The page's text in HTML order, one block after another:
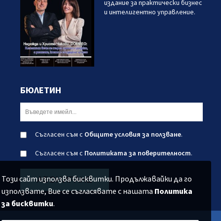
издание за практически бизнес
и интелигентно управление.
БЮЛЕТИН
Съгласен съм с Общите условия за ползване.
Съгласен съм с Политиката за поверителност.
АБОНИРАНЕ
Този сайт използва бисквитки. Продължавайки да го
използвате, Вие се съгласявате с нашата Политика
за бисквитки.